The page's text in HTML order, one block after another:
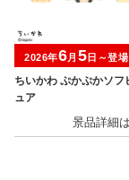
ちいかわ ぷかぷかソフ
ュア
2026年6月 5 日～登場